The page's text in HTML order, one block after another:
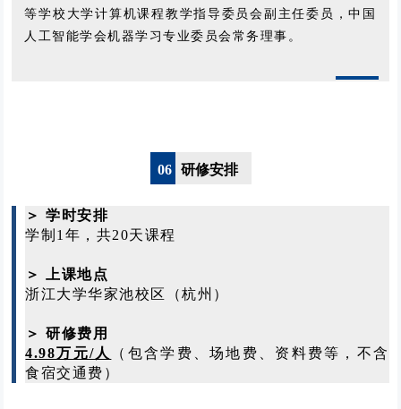
等学校大学计算机课程教学指导委员会副主任委员，中国
人工智能学会机器学习专业委员会常务理事。
06 研修安排
＞
学时安排
学制1年，共20天课程
＞
上课地点
浙江大学华家池校区（杭州）
＞
研修费用
4.98万元/人
（包含学费、场地费、资料费等，不含
食宿交通费）